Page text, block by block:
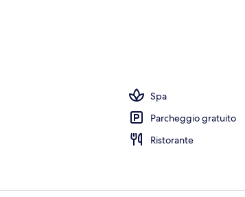
Spa
Parcheggio gratuito
Ristorante